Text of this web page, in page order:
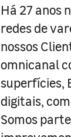
Há 27 anos
redes de
nossos
omnicanal
superfícies,
digitais,
Somos